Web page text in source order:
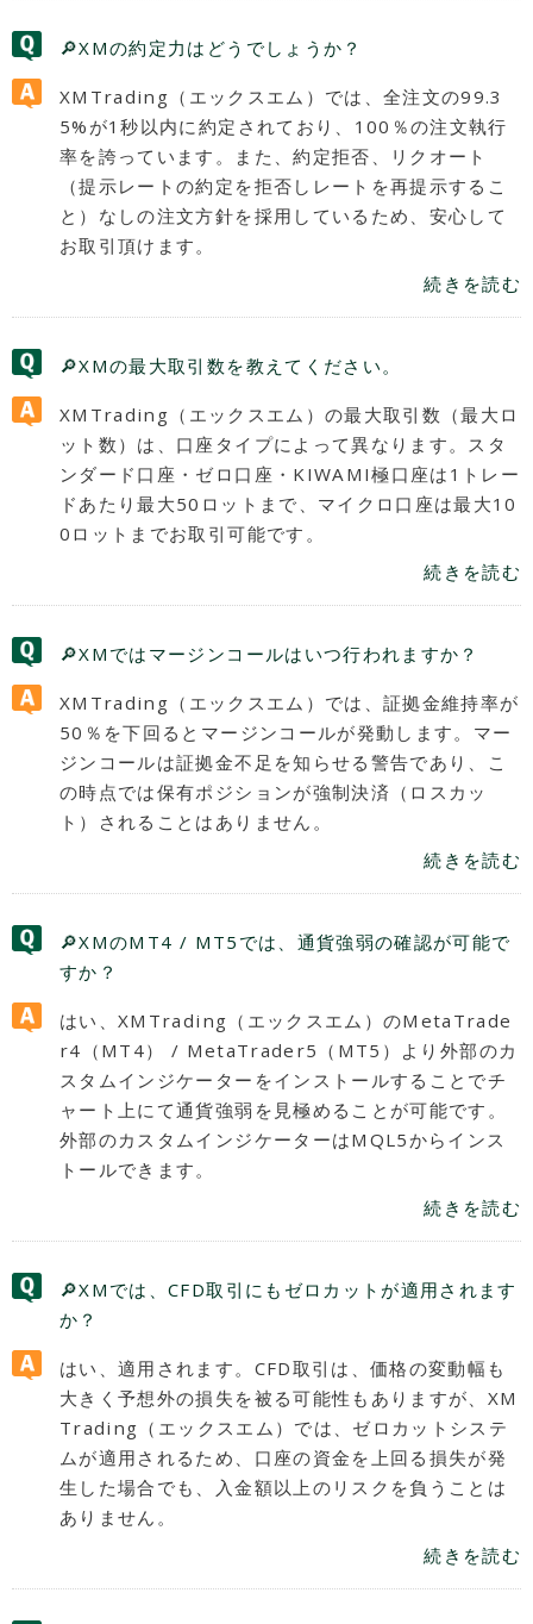
🔎XMの約定力はどうでしょうか？
XMTrading（エックスエム）では、全注文の99.3
5%が1秒以内に約定されており、100％の注文執行
率を誇っています。また、約定拒否、リクオート
（提示レートの約定を拒否しレートを再提示するこ
と）なしの注文方針を採用しているため、安心して
お取引頂けます。
続きを読む
🔎XMの最大取引数を教えてください。
XMTrading（エックスエム）の最大取引数（最大ロ
ット数）は、口座タイプによって異なります。スタ
ンダード口座・ゼロ口座・KIWAMI極口座は1トレー
ドあたり最大50ロットまで、マイクロ口座は最大10
0ロットまでお取引可能です。
続きを読む
🔎XMではマージンコールはいつ行われますか？
XMTrading（エックスエム）では、証拠金維持率が
50％を下回るとマージンコールが発動します。マー
ジンコールは証拠金不足を知らせる警告であり、こ
の時点では保有ポジションが強制決済（ロスカッ
ト）されることはありません。
続きを読む
🔎XMのMT4 / MT5では、通貨強弱の確認が可能で
すか？
はい、XMTrading（エックスエム）のMetaTrade
r4（MT4） / MetaTrader5（MT5）より外部のカ
スタムインジケーターをインストールすることでチ
ャート上にて通貨強弱を見極めることが可能です。
外部のカスタムインジケーターはMQL5からインス
トールできます。
続きを読む
🔎XMでは、CFD取引にもゼロカットが適用されます
か？
はい、適用されます。CFD取引は、価格の変動幅も
大きく予想外の損失を被る可能性もありますが、XM
Trading（エックスエム）では、ゼロカットシステ
ムが適用されるため、口座の資金を上回る損失が発
生した場合でも、入金額以上のリスクを負うことは
ありません。
続きを読む